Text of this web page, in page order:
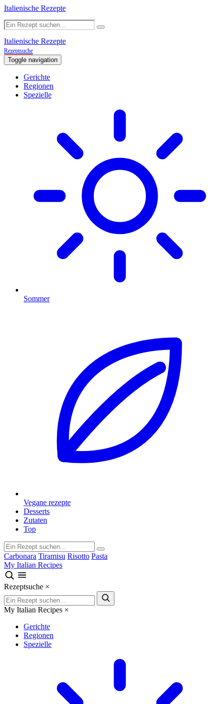
Italienische Rezepte
Italienische Rezepte
Rezeptsuche
Toggle navigation
Gerichte
Regionen
Spezielle
Sommer
Vegane rezepte
Desserts
Zutaten
Top
Carbonara Tiramisu Risotto Pasta
My Italian Recipes
Rezeptsuche ×
My Italian Recipes ×
Gerichte
Regionen
Spezielle